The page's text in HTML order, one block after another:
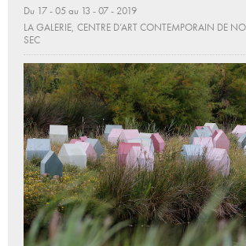
Du 17 - 05 au 13 - 07 - 2019
LA GALERIE, CENTRE D’ART CONTEMPORAIN DE
SEC